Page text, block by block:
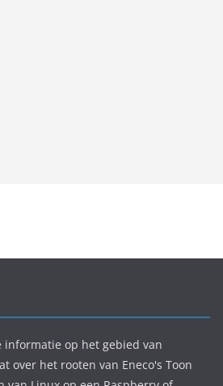
informatie op het gebied van
over het rooten van Eneco's Toon